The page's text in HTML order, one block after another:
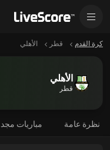
كرة القدم قطر الأهلي
الأهلي
قطر
نظرة عامة مباريات